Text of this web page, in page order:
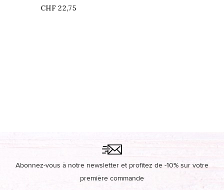
Prix
CHF 22,75
Abonnez-vous à notre newsletter et profitez de -10% sur votre
première commande